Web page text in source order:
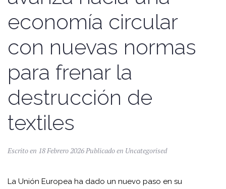
economía circular
con nuevas normas
para frenar la
destrucción de
textiles
Escrito en 18 Febrero 2026Publicado en Uncategorised
La Unión Europea ha dado un nuevo paso en su